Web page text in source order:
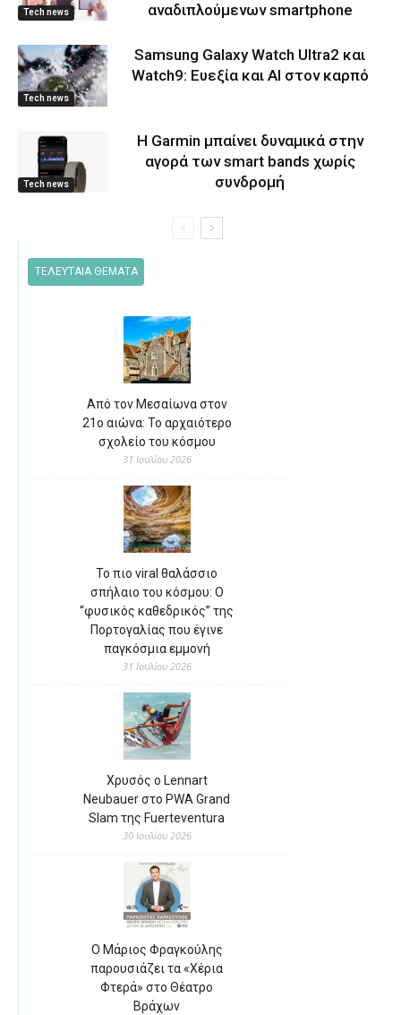
Tech news
αναδιπλούμενων smartphone
Tech news
Samsung Galaxy Watch Ultra2 και
Watch9: Ευεξία και AI στον καρπό
Tech news
Η Garmin μπαίνει δυναμικά στην
αγορά των smart bands χωρίς
συνδρομή
ΤΕΛΕΥΤΑΙΑ ΘΕΜΑΤΑ
Από τον Μεσαίωνα στον
21ο αιώνα: Το αρχαιότερο
σχολείο του κόσμου
31 Ιουλίου 2026
Το πιο viral θαλάσσιο
σπήλαιο του κόσμου: Ο
“φυσικός καθεδρικός” της
Πορτογαλίας που έγινε
παγκόσμια εμμονή
31 Ιουλίου 2026
Χρυσός ο Lennart
Neubauer στο PWA Grand
Slam της Fuerteventura
30 Ιουλίου 2026
Ο Μάριος Φραγκούλης
παρουσιάζει τα «Χέρια
Φτερά» στο Θέατρο
Βράχων